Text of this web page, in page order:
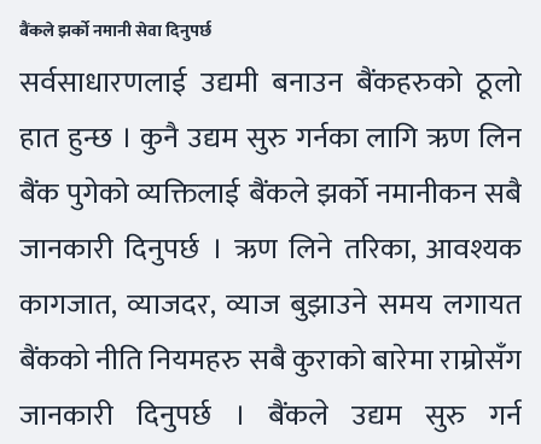
बैंकले झर्को नमानी सेवा दिनुपर्छ
सर्वसाधारणलाई उद्यमी बनाउन बैंकहरुको ठूलो
हात हुन्छ । कुनै उद्यम सुरु गर्नका लागि ऋण लिन
बैंक पुगेको व्यक्तिलाई बैंकले झर्को नमानीकन सबै
जानकारी दिनुपर्छ । ऋण लिने तरिका, आवश्यक
कागजात, व्याजदर, व्याज बुझाउने समय लगायत
बैंकको नीति नियमहरु सबै कुराको बारेमा राम्रोसँग
जानकारी दिनुपर्छ । बैंकले उद्यम सुरु गर्न